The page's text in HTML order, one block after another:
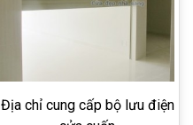
Địa chỉ cung cấp bộ lưu điện